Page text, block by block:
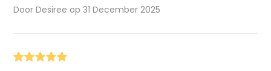
Door Desiree op 31 December 2025